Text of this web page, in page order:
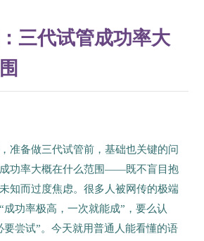
三代试管成功率大
准备做三代试管前，基础也关键的问
功率大概在什么范围——既不盲目抱
知而过度焦虑。很多人被网传的极端
成功率极高，一次就能成”，要么认
要尝试”。今天就用普通人能看懂的语